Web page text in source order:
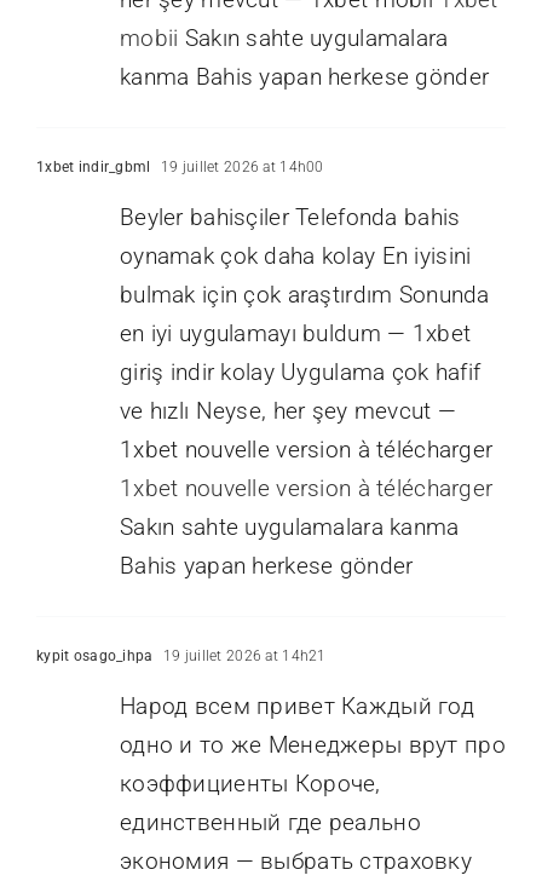
mobii Sakın sahte uygulamalara
kanma Bahis yapan herkese gönder
1xbet indir_gbml 19 juillet 2026 at 14h00
Beyler bahisçiler Telefonda bahis
oynamak çok daha kolay En iyisini
bulmak için çok araştırdım Sonunda
en iyi uygulamayı buldum — 1xbet
giriş indir kolay Uygulama çok hafif
ve hızlı Neyse, her şey mevcut —
1xbet nouvelle version à télécharger
1xbet nouvelle version à télécharger
Sakın sahte uygulamalara kanma
Bahis yapan herkese gönder
kypit osago_ihpa 19 juillet 2026 at 14h21
Народ всем привет Каждый год
одно и то же Менеджеры врут про
коэффициенты Короче,
единственный где реально
экономия — выбрать страховку